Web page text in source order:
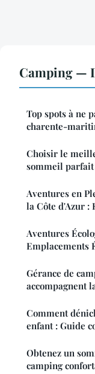
Camping —
Top spots à ne
charente-
Choisir le
sommeil parfait
Aventures en
la Côte d'Azur :
Aventures
Emplacements
Gérance de
accompagnent
Comment
enfant : Guide
Obtenez un
camping